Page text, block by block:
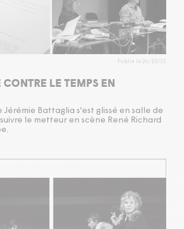
Publié le 26/10/11
LE TEMPS EN
Battaglia s'est glissé en salle de
le metteur en scène René Richard